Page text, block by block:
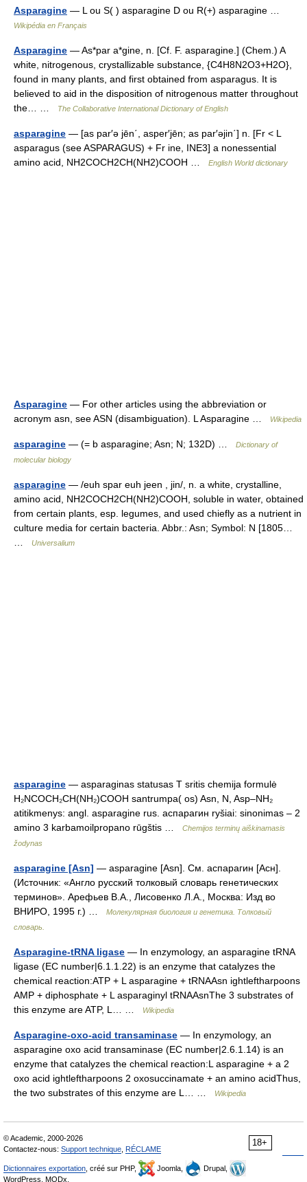
Asparagine — L ou S( ) asparagine D ou R(+) asparagine …
Wikipédia en Français
Asparagine — As*par a*gine, n. [Cf. F. asparagine.] (Chem.) A
white, nitrogenous, crystallizable substance, {C4H8N2O3+H2O},
found in many plants, and first obtained from asparagus. It is
believed to aid in the disposition of nitrogenous matter throughout
the… …
The Collaborative International Dictionary of English
asparagine — [as par′ə jēn΄, asper′jēn; as par′əjin΄] n. [Fr < L
asparagus (see ASPARAGUS) + Fr ine, INE3] a nonessential
amino acid, NH2COCH2CH(NH2)COOH …
English World dictionary
Asparagine — For other articles using the abbreviation or
acronym asn, see ASN (disambiguation). L Asparagine …
Wikipedia
asparagine — (= b asparagine; Asn; N; 132D) …
Dictionary of
molecular biology
asparagine — /euh spar euh jeen , jin/, n. a white, crystalline,
amino acid, NH2COCH2CH(NH2)COOH, soluble in water, obtained
from certain plants, esp. legumes, and used chiefly as a nutrient in
culture media for certain bacteria. Abbr.: Asn; Symbol: N [1805…
Universalium
asparagine — asparaginas statusas T sritis chemija formulė
H₂NCOCH₂CH(NH₂)COOH santrumpa( os) Asn, N, Asp–NH₂
atitikmenys: angl. asparagine rus. аспарагин ryšiai: sinonimas – 2
amino 3 karbamoilpropano rūgštis …
Chemijos terminų aiškinamasis
žodynas
asparagine [Asn] — asparagine [Asn]. См. аспарагин [Асн].
(Источник: «Англо русский толковый словарь генетических
терминов». Арефьев В.А., Лисовенко Л.А., Москва: Изд во
ВНИРО, 1995 г.) …
Молекулярная биология и генетика. Толковый
словарь.
Asparagine-tRNA ligase — In enzymology, an asparagine tRNA
ligase (EC number|6.1.1.22) is an enzyme that catalyzes the
chemical reaction:ATP + L asparagine + tRNAAsn ightleftharpoons
AMP + diphosphate + L asparaginyl tRNAAsnThe 3 substrates of
this enzyme are ATP, L… …
Wikipedia
Asparagine-oxo-acid transaminase — In enzymology, an
asparagine oxo acid transaminase (EC number|2.6.1.14) is an
enzyme that catalyzes the chemical reaction:L asparagine + a 2
oxo acid ightleftharpoons 2 oxosuccinamate + an amino acidThus,
the two substrates of this enzyme are L… …
Wikipedia
18+
© Academic, 2000-2026
Contactez-nous: Support technique RÉCLAME
Dictionnaires exportation , créé sur PHP, Joomla,
Drupal,
WordPress, MODx.